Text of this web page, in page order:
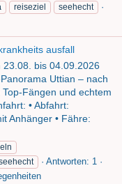
reiseziel seehecht
ausfall
bis 04.09.2026
Uttian – nach
Fängen und echtem
• Abfahrt:
Anhänger • Fähre:
Antworten: 1